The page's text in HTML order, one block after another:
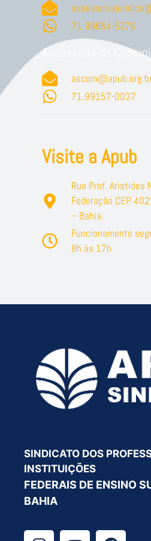
71.99654-5276
Assessoria de
71.99157-0037
Visite a Apub
Rua Prof. Aristides
Federação CEP
– Bahia.
Funcionamento
8h às 17h
SINDICATO DOS
INSTITUIÇÕES
FEDERAIS DE ENSINO
BAHIA